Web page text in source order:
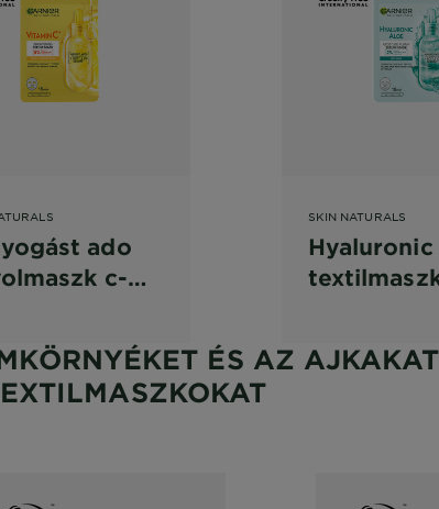
ado
c-
SKIN NATURALS
ÉS AZ